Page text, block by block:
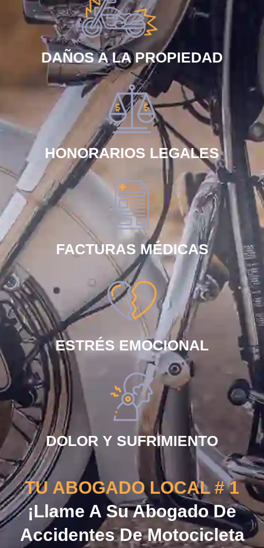
DAÑOS A LA PROPIEDAD
HONORARIOS LEGALES
FACTURAS MÉDICAS
ESTRÉS EMOCIONAL
DOLOR Y SUFRIMIENTO
TU ABOGADO LOCAL # 1
¡Llame A Su Abogado De
Accidentes De Motocicleta